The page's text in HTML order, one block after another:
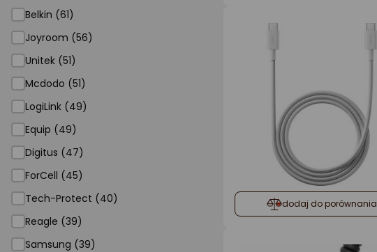
Belkin (61)
Joyroom (56)
Unitek (51)
Mcdodo (51)
LogiLink (49)
Equip (49)
Digitus (47)
ForCell (45)
Tech-Protect (40)
Reagle (39)
Samsung (39)
dodaj do porównania